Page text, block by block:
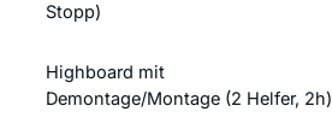
Stopp)
Highboard mit
Demontage/Montage (2 Helfer, 2h)